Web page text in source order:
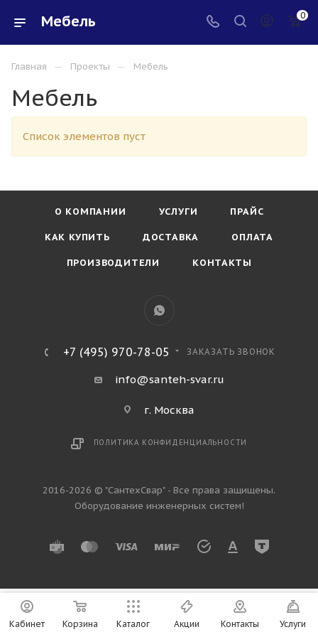
Мебель 0
Главная — Проекты — Мебель
Мебель
Список элементов пуст
О КОМПАНИИ УСЛУГИ ПРАЙС
КАК КУПИТЬ ДОСТАВКА ОПЛАТА
ПРОИЗВОДИТЕЛИ КОНТАКТЫ
+7 (495) 970-78-05 ЗАКАЗАТЬ ЗВОНОК
info@santeh-svar.ru
г. Москва
ПОЛИТИКА КОНФИДЕНЦИАЛЬНОСТИ
2016-2026 © "СантехСвар" - Все права защищены.
Оборудование инженерных систем!
Кабинет Корзина Каталог Акции Контакты Услуги